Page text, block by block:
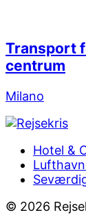
Transport
centrum
Milano
Footer
Menu
Hotel &
© 2026